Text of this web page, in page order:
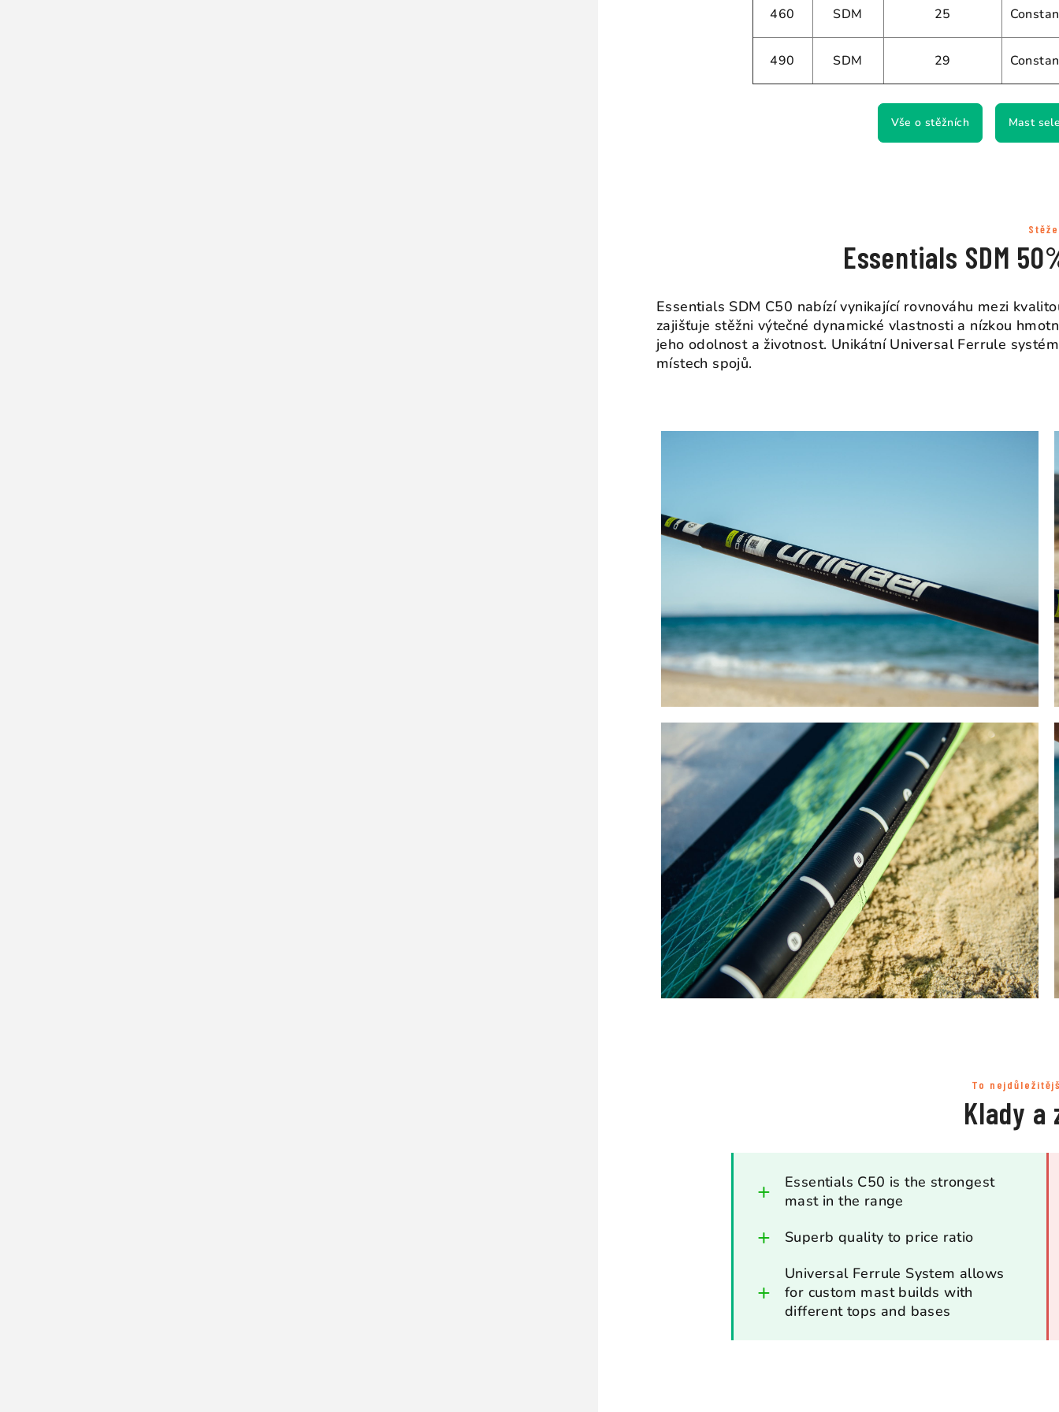
460 SDM 25
490 SDM 29
Vše o stěžních Mast
Essentials SDM
Essentials SDM C50 nabízí vynikající rovnováhu mezi
zajišťuje stěžni výtečné dynamické vlastnosti a nízkou
jeho odolnost a životnost. Unikátní Universal Ferrule
místech spojů.
To
Klady a
Essentials C50 is the strongest
mast in the range
Superb quality to price ratio
Universal Ferrule System allows
for custom mast builds with
different tops and bases